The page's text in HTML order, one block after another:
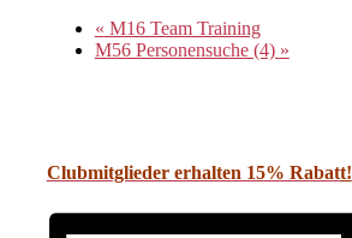
« M16 Team Training
M56 Personensuche (4) »
Clubmitglieder erhalten 15% Rabatt!